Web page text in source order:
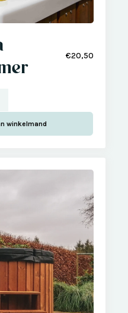
€20,50
winkelmand